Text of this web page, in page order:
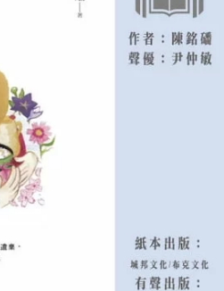
親子玩具